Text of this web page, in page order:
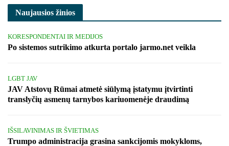
Naujausios žinios
KORESPONDENTAI IR MEDIJOS
Po sistemos sutrikimo atkurta portalo jarmo.net veikla
LGBT JAV
JAV Atstovų Rūmai atmetė siūlymą įstatymu įtvirtinti
translyčių asmenų tarnybos kariuomenėje draudimą
IŠSILAVINIMAS IR ŠVIETIMAS
Trumpo administracija grasina sankcijomis mokykloms,